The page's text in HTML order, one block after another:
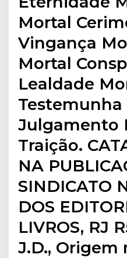
Mortal
Vingança
Mortal
Lealdade
Julgamento
Traição.
NA
SINDICATO
DOS
LIVROS, RJ
J.D., Origem